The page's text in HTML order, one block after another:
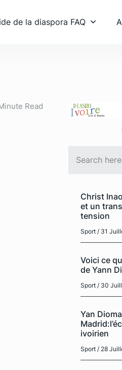
de la diaspora FAQ
Read
Christ
et un
tension
Sport / 31
Voici ce
de Yann
Sport / 30
Yan
ivoirien
Sport / 28